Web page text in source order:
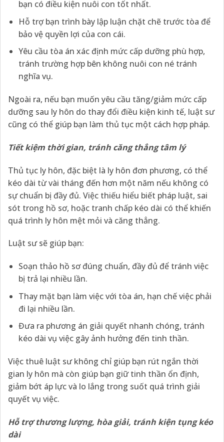
bạn có điều kiện nuôi con tốt nhất.
Hỗ trợ bạn trình bày lập luận chặt chẽ trước tòa để
bảo vệ quyền lợi của con cái.
Yêu cầu tòa án xác định mức cấp dưỡng phù hợp,
tránh trường hợp bên không nuôi con né tránh
nghĩa vụ.
Ngoài ra, nếu bạn muốn yêu cầu tăng/giảm mức cấp
dưỡng sau ly hôn do thay đổi điều kiện kinh tế, luật sư
cũng có thể giúp bạn làm thủ tục một cách hợp pháp.
Tiết kiệm thời gian, tránh căng thẳng tâm lý
Thủ tục ly hôn, đặc biệt là ly hôn đơn phương, có thể
kéo dài từ vài tháng đến hơn một năm nếu không có
sự chuẩn bị đầy đủ. Việc thiếu hiểu biết pháp luật, sai
sót trong hồ sơ, hoặc tranh chấp kéo dài có thể khiến
quá trình ly hôn mệt mỏi và căng thẳng.
Luật sư sẽ giúp bạn:
Soạn thảo hồ sơ đúng chuẩn, đầy đủ để tránh việc
bị trả lại nhiều lần.
Thay mặt bạn làm việc với tòa án, hạn chế việc phải
đi lại nhiều lần.
Đưa ra phương án giải quyết nhanh chóng, tránh
kéo dài vụ việc gây ảnh hưởng đến tinh thần.
Việc thuê luật sư không chỉ giúp bạn rút ngắn thời
gian ly hôn mà còn giúp bạn giữ tinh thần ổn định,
giảm bớt áp lực và lo lắng trong suốt quá trình giải
quyết vụ việc.
Hỗ trợ thương lượng, hòa giải, tránh kiện tụng kéo
dài